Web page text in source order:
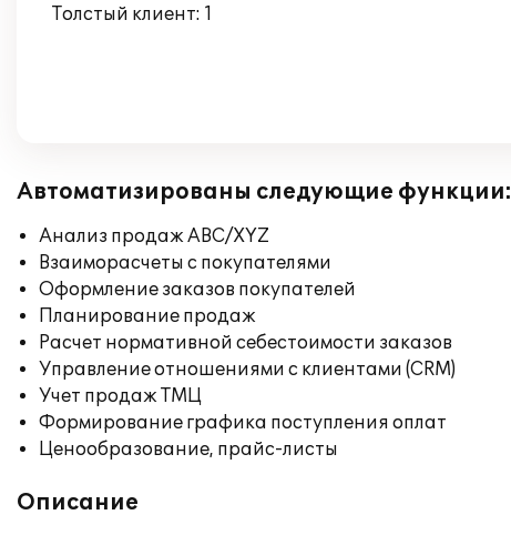
Толстый клиент: 1
Автоматизированы следующие функции:
Анализ продаж ABC/XYZ
Взаиморасчеты с покупателями
Оформление заказов покупателей
Планирование продаж
Расчет нормативной себестоимости заказов
Управление отношениями с клиентами (CRM)
Учет продаж ТМЦ
Формирование графика поступления оплат
Ценообразование, прайс-листы
Описание